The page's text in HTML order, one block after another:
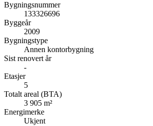
Bygningsnummer
133326696
Byggeår
2009
Bygningstype
Annen kontorbygning
Sist renovert år
-
Etasjer
5
Totalt areal (BTA)
3 905 m²
Energimerke
Ukjent